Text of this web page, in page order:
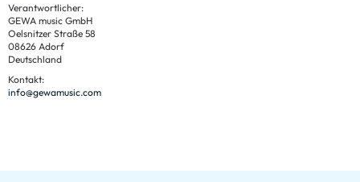
Verantwortlicher:
GEWA music GmbH
Oelsnitzer Straße 58
08626 Adorf
Deutschland
Kontakt:
info@gewamusic.com